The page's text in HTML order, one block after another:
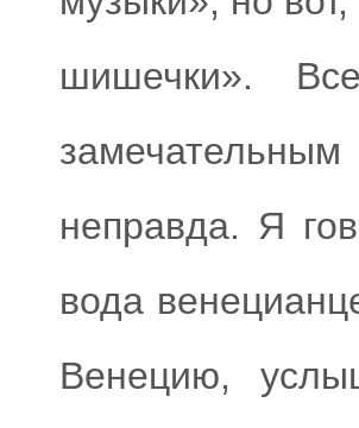
шишечки».
неправда. Я
вода
Венецию,